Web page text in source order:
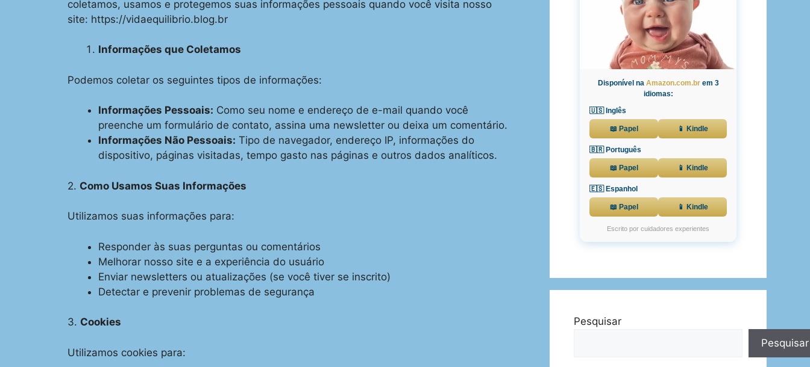
coletamos, usamos e protegemos suas informações pessoais quando você visita nosso
site: https://vidaequilibrio.blog.br
Informações que Coletamos
Podemos coletar os seguintes tipos de informações:
Informações Pessoais: Como seu nome e endereço de e-mail quando você
preenche um formulário de contato, assina uma newsletter ou deixa um comentário.
Informações Não Pessoais: Tipo de navegador, endereço IP, informações do
dispositivo, páginas visitadas, tempo gasto nas páginas e outros dados analíticos.
2. Como Usamos Suas Informações
Utilizamos suas informações para:
Responder às suas perguntas ou comentários
Melhorar nosso site e a experiência do usuário
Enviar newsletters ou atualizações (se você tiver se inscrito)
Detectar e prevenir problemas de segurança
3. Cookies
Utilizamos cookies para:
Disponível na Amazon.com.brem 3
idiomas:
🇺🇸 Inglês
📖 Papel 📱 Kindle
🇧🇷 Português
📖 Papel 📱 Kindle
🇪🇸 Espanhol
📖 Papel 📱 Kindle
Escrito por cuidadores experientes
Pesquisar
Pesquisar